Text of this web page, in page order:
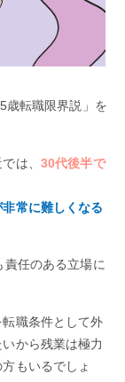
歳転職限界説」を
は、 30代後半で
常に難しくなる
任のある立場に
職条件として外
から残業は極力
もいるでしょ